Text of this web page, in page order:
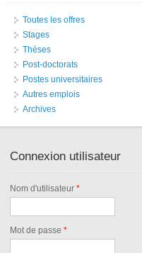
Toutes les offres
Stages
Thèses
Post-doctorats
Postes universitaires
Autres emplois
Archives
Connexion utilisateur
Nom d'utilisateur*
Mot de passe*